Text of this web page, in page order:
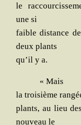
le
une si
faible dis­tance
deux plants
qu’il y a.
« Mais
la troi­sième
plants, au lieu
nou­veau le